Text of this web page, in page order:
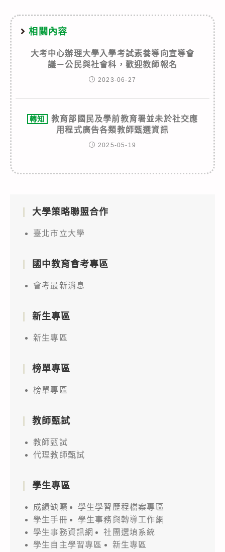
相關內容
大考中心辦理大學入學考試素養導向宣導會
議－公民與社會科，歡迎教師報名
2023-06-27
轉知
教育部國民及學前教育署並未於社交應
用程式廣告各類教師甄選資訊
2025-05-19
大學策略聯盟合作
臺北市立大學
國中教育會考專區
會考最新消息
新生專區
新生專區
榜單專區
榜單專區
教師甄試
教師甄試
代理教師甄試
學生專區
成績缺曠
學生學習歷程檔案專區
學生手冊
學生事務與轉導工作網
學生事務資訊網
社團選填系統
學生自主學習專區
新生專區